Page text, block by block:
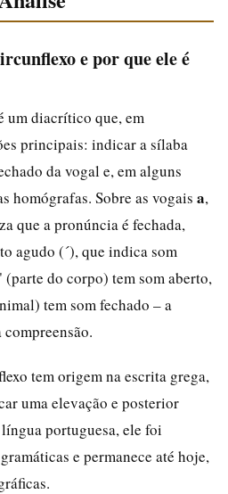
e por que ele é
um diacrítico que, em
principais: indicar a sílaba
da vogal e, em alguns
homógrafas. Sobre as vogais a,
que a pronúncia é fechada,
agudo (´), que indica som
do corpo) tem som aberto,
tem som fechado – a
tem origem na escrita grega,
uma elevação e posterior
portuguesa, ele foi
e permanece até hoje,